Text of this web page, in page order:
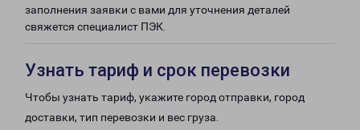
заполнения заявки с вами для уточнения деталей
свяжется специалист ПЭК.
Узнать тариф и срок перевозки
Чтобы узнать тариф, укажите город отправки, город
доставки, тип перевозки и вес груза.